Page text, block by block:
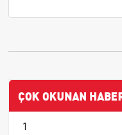
ÇOK OKUNAN
1